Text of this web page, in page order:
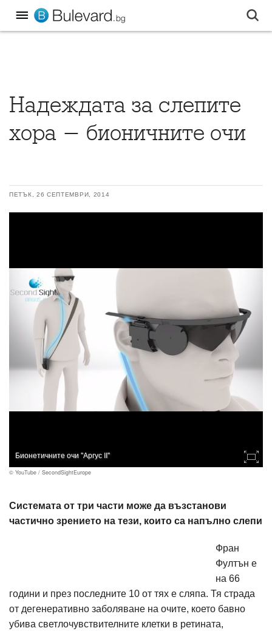
Надеждата за слепите
хора - бионичните очи
ПЕТЪК, 26 СЕПТЕМВРИ, 2014
Бионетичните очи "Аргус II"
© YouTube / SecondSightEurope
Системата от три части може да възстанови
частично зрението на тези, които са напълно слепи
Фран
Фултън е
на 66
години и през последните 10 от тях е сляпа. Тя страда
от дегенеративно заболяване на очите, което бавно
убива светлочувствителните клетки в ретината,